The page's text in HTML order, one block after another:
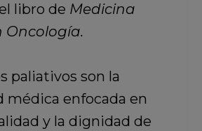
libro de Medicina
Oncología.
paliativos son la
médica enfocada en
y la dignidad de